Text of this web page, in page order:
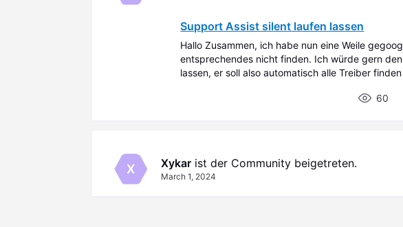
Support Assist silent laufen lassen
Hallo Zusammen, ich habe nun eine Weile
entsprechendes nicht finden. Ich würde gern
lassen, er soll also automatisch alle Treiber
60
X Xykar ist der Community beigetreten.
March 1, 2024